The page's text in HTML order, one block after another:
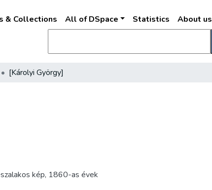
& Collections All of DSpace Statistics About us
[Károlyi György]
kép, 1860-as évek